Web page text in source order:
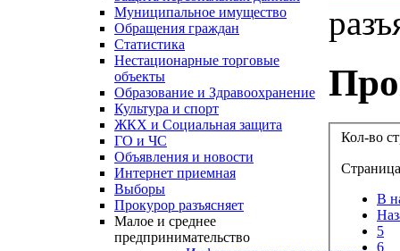
Муниципальное имущество
Обращения граждан
Статистика
Нестационарные торговые
объекты
Образование и Здравоохранение
Культура и спорт
ЖКХ и Социальная защита
ГО и ЧС
Объявления и новости
Интернет приемная
Выборы
Прокурор разъясняет
Малое и среднее
предпринимательство
Кол-во
В
5
6